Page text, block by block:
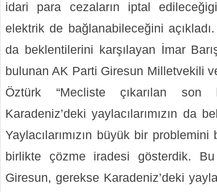
idari para cezaların iptal
elektrik de bağlanabileceğini
da beklentilerini karşılayan İmar
bulunan AK Parti Giresun Milletvekili
Öztürk “Mecliste çıkarılan
Karadeniz’deki yaylacılarımızın da
Yaylacılarımızın büyük bir
birlikte çözme iradesi gösterdik.
Giresun, gerekse Karadeniz’deki